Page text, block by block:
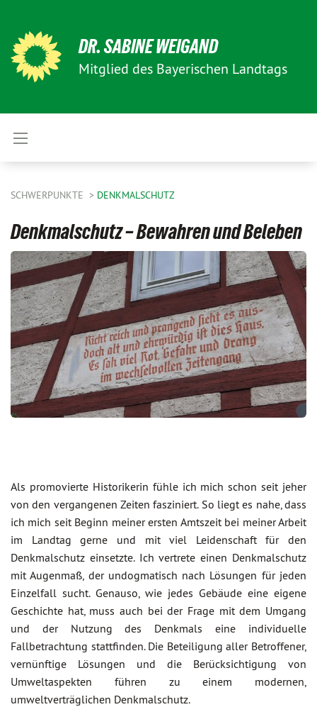
DR. SABINE WEIGAND
Mitglied des Bayerischen Landtags
SCHWERPUNKTE DENKMALSCHUTZ
Denkmalschutz – Bewahren und Beleben
Als promovierte Historikerin fühle ich mich schon seit jeher
von den vergangenen Zeiten fasziniert. So liegt es nahe, dass
ich mich seit Beginn meiner ersten Amtszeit bei meiner Arbeit
im Landtag gerne und mit viel Leidenschaft für den
Denkmalschutz einsetzte. Ich vertrete einen Denkmalschutz
mit Augenmaß, der undogmatisch nach Lösungen für jeden
Einzelfall sucht. Genauso, wie jedes Gebäude eine eigene
Geschichte hat, muss auch bei der Frage mit dem Umgang
und der Nutzung des Denkmals eine individuelle
Fallbetrachtung stattfinden. Die Beteiligung aller Betroffener,
vernünftige Lösungen und die Berücksichtigung von
Umweltaspekten führen zu einem modernen,
umweltverträglichen Denkmalschutz.